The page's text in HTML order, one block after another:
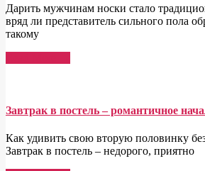
Дарить мужчинам носки стало
вряд ли представитель сильного пола
такому
Завтрак в постель – романтичное
Как удивить свою вторую половинку
Завтрак в постель – недорого, приятно